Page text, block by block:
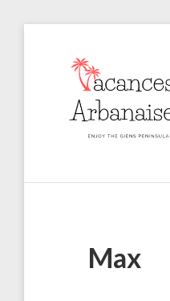
VACANCES
ARBANAISES
Enjoy
the
Max